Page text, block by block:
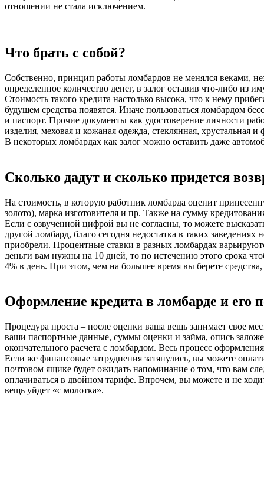
отношении не стала исключением.
Что брать с собой?
Собственно, принцип работы ломбардов не менялся веками,
определенное количество денег, в залог оставив что-либо из
Стоимость такого кредита настолько высока, что к нему
будущем средства появятся. Иначе пользоваться ломбардом
и паспорт. Прочие документы как удостоверение личности
изделия, меховая и кожаная одежда, стеклянная, хрустальная
В некоторых ломбардах как залог можно оставить даже
Сколько дадут и сколько придется
На стоимость, в которую работник ломбарда оценит
золото), марка изготовителя и пр. Также на сумму
Если с озвученной цифрой вы не согласны, то можете
другой ломбард, благо сегодня недостатка в таких
приобрели. Процентные ставки в разных ломбардах
деньги вам нужны на 10 дней, то по истечению этого срока
4% в день. При этом, чем на большее время вы берете
Оформление кредита в ломбарде и его
Процедура проста – после оценки ваша вещь занимает свое
ваши паспортные данные, суммы оценки и займа, опись
окончательного расчета с ломбардом. Весь процесс
Если же финансовые затруднения затянулись, вы можете
почтовом ящике будет ожидать напоминание о том, что вам
оплачиваться в двойном тарифе. Впрочем, вы можете и не
вещь уйдет «с молотка».